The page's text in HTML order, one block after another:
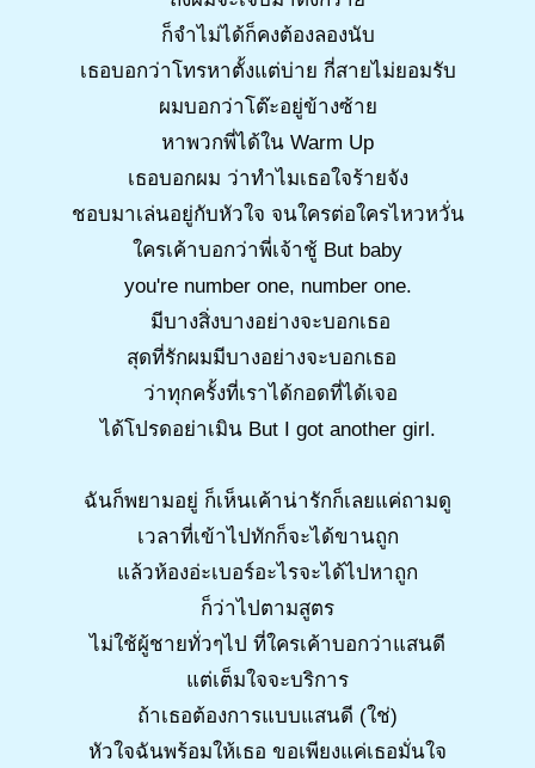
ก็จำไม่ได้ก็คงต้องลองนับ
เธอบอกว่าโทรหาตั้งแต่บ่าย กี่สายไม่ยอมรับ
ผมบอกว่าโต๊ะอยู่ข้างซ้าย
หาพวกพี่ได้ใน Warm Up
เธอบอกผม ว่าทำไมเธอใจร้ายจัง
ชอบมาเล่นอยู่กับหัวใจ จนใครต่อใครไหวหวั่น
ใครเค้าบอกว่าพี่เจ้าชู้ But baby
you're number one, number one.
มีบางสิ่งบางอย่างจะบอกเธอ
สุดที่รักผมมีบางอย่างจะบอกเธอ
ว่าทุกครั้งที่เราได้กอดที่ได้เจอ
ได้โปรดอย่าเมิน But I got another girl.
ฉันก็พยามอยู่ ก็เห็นเค้าน่ารักก็เลยแค่ถามดู
เวลาที่เข้าไปทักก็จะได้ขานถูก
แล้วห้องอ่ะเบอร์อะไรจะได้ไปหาถูก
ก็ว่าไปตามสูตร
ไม่ใช้ผู้ชายทั่วๆไป ที่ใครเค้าบอกว่าแสนดี
แต่เต็มใจจะบริการ
ถ้าเธอต้องการแบบแสนดี (ใช่)
หัวใจฉันพร้อมให้เธอ ขอเพียงแค่เธอมั่นใจ